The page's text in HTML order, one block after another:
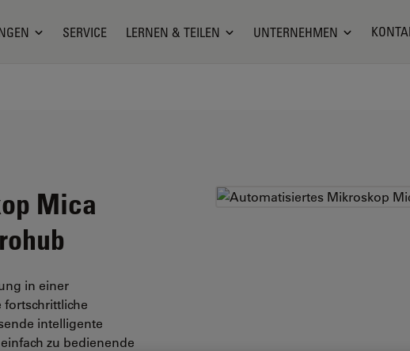
SERVICE LERNEN & TEILEN UNTERNEHMEN
Mica
in einer
intelligente
zu bedienende